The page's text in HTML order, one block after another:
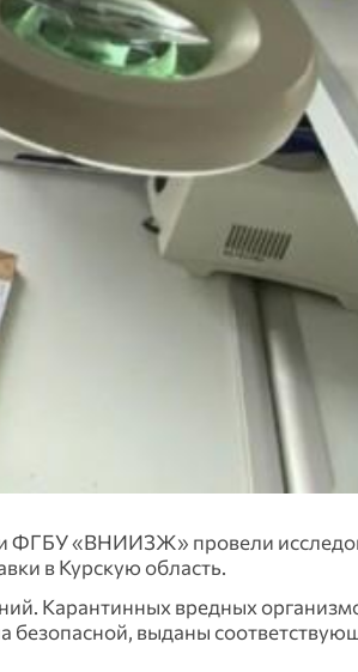
ФГБУ «ВНИИЗЖ» провели
в Курскую область.
Карантинных вредных
безопасной, выданы